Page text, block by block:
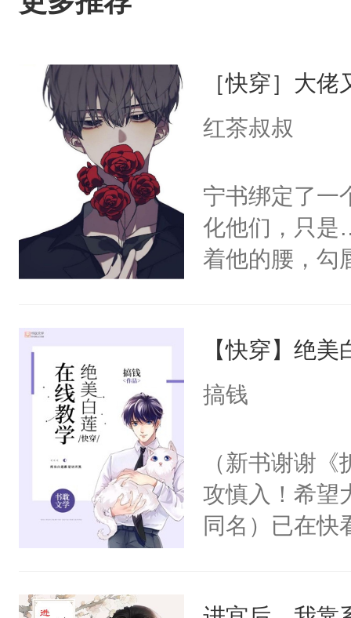
［快穿］大
红茶叔叔
宁书绑定了一
化他们，只是
着他的腰，勾
来，给老公
用力——为你
【快穿】绝
搞钱
（新书谢谢
攻慎入！希望
同名）已在快